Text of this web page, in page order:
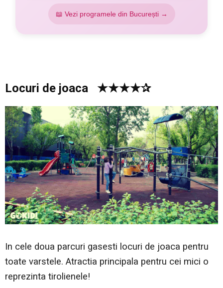
📖 Vezi programele din București →
Locuri de joaca ★★★★✰
In cele doua parcuri gasesti locuri de joaca pentru
toate varstele. Atractia principala pentru cei mici o
reprezinta tirolienele!